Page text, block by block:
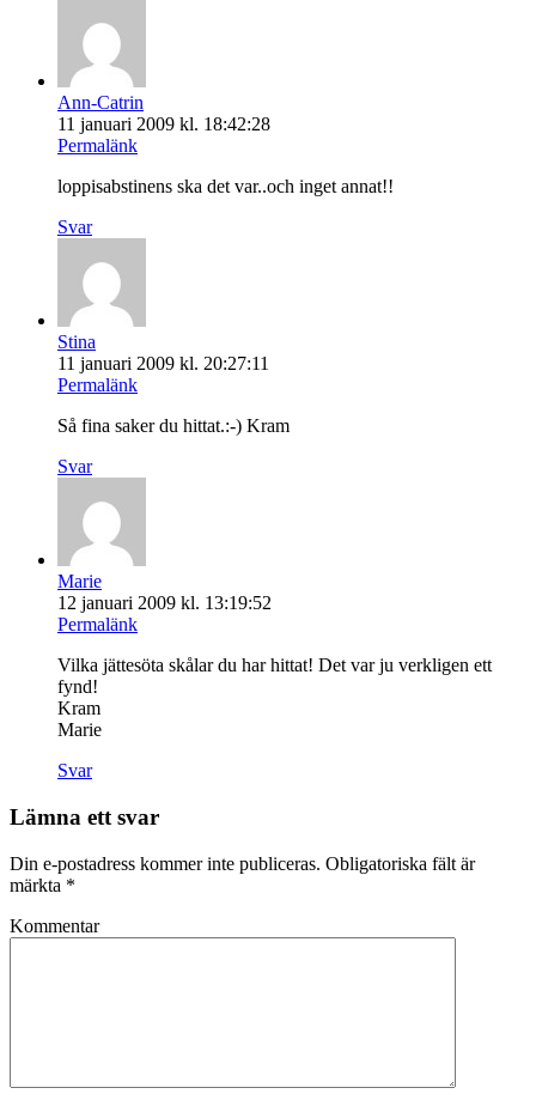
Ann-Catrin
11 januari 2009 kl. 18:42:28
Permalänk
loppisabstinens ska det var..och inget annat!!
Svar
Stina
11 januari 2009 kl. 20:27:11
Permalänk
Så fina saker du hittat.:-) Kram
Svar
Marie
12 januari 2009 kl. 13:19:52
Permalänk
Vilka jättesöta skålar du har hittat! Det var ju verkligen ett
fynd!
Kram
Marie
Svar
Lämna ett svar
Din e-postadress kommer inte publiceras. Obligatoriska fält är
märkta *
Kommentar